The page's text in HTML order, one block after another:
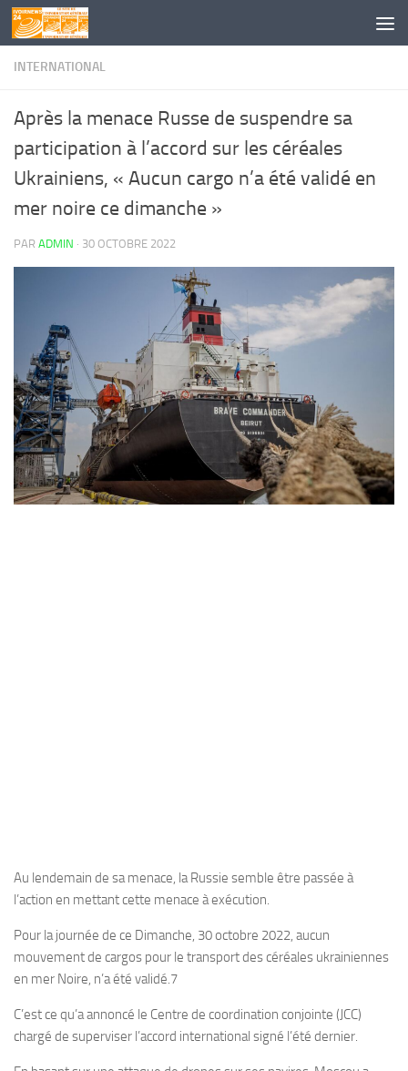
Skip to content
INTERNATIONAL
Après la menace Russe de suspendre sa
participation à l’accord sur les céréales
Ukrainiens, « Aucun cargo n’a été validé en
mer noire ce dimanche »
PAR ADMIN · 30 OCTOBRE 2022
Au lendemain de sa menace, la Russie semble être passée à
l’action en mettant cette menace à exécution.
Pour la journée de ce Dimanche, 30 octobre 2022, aucun
mouvement de cargos pour le transport des céréales ukrainiennes
en mer Noire, n’a été validé.7
C’est ce qu’a annoncé le Centre de coordination conjointe (JCC)
chargé de superviser l’accord international signé l’été dernier.